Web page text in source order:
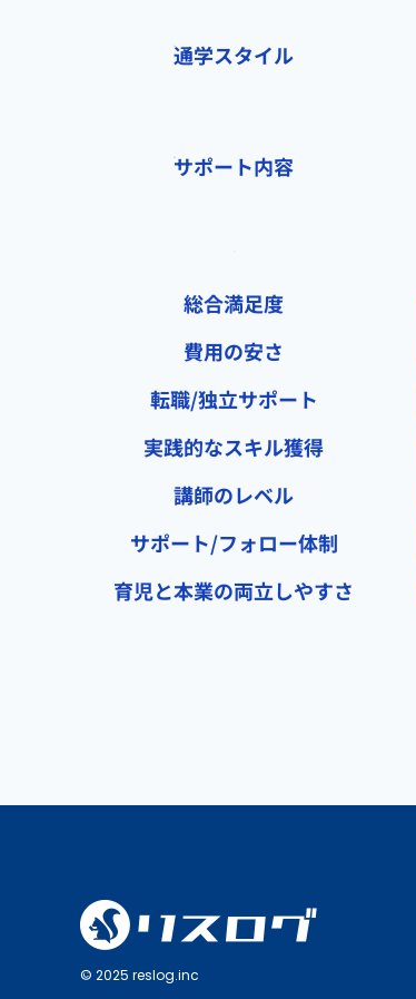
通学スタイル
サポート内容
総合満足度
費用の安さ
転職/独立サポート
実践的なスキル獲得
講師のレベル
サポート/フォロー体制
育児と本業の両立しやすさ
© 2025 reslog.inc